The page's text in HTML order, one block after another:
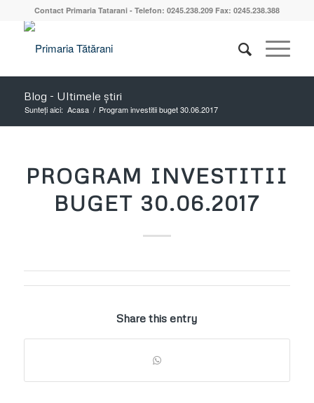
Contact Primaria Tatarani - Telefon: 0245.238.209 Fax: 0245.238.388
Blog - Ultimele știri
Sunteți aici: Acasa / Program investitii buget 30.06.2017
PROGRAM INVESTITII
BUGET 30.06.2017
Share this entry